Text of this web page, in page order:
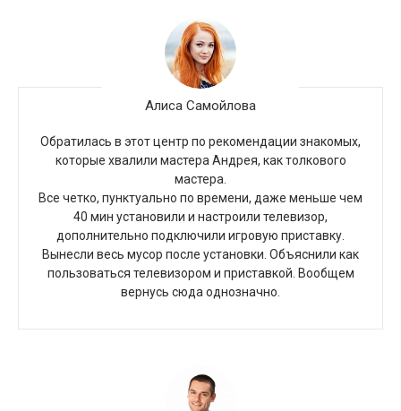
Алиса Самойлова
Обратилась в этот центр по рекомендации знакомых,
которые хвалили мастера Андрея, как толкового
мастера.
Все четко, пунктуально по времени, даже меньше чем
40 мин установили и настроили телевизор,
дополнительно подключили игровую приставку.
Вынесли весь мусор после установки. Объяснили как
пользоваться телевизором и приставкой. Вообщем
вернусь сюда однозначно.